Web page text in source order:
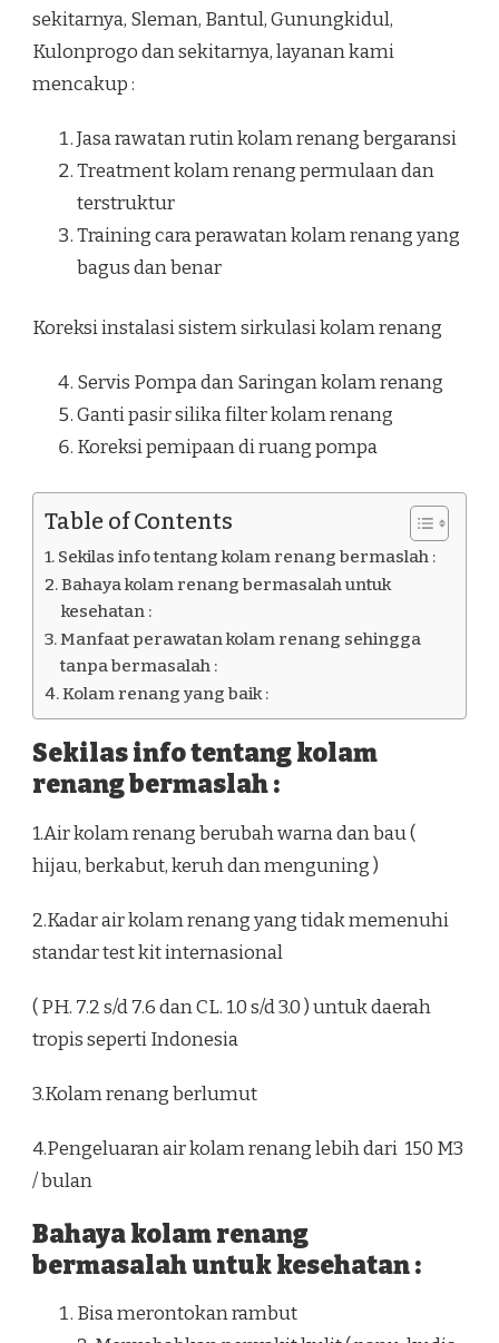
sekitarnya, Sleman, Bantul, Gunungkidul,
Kulonprogo dan sekitarnya, layanan kami
mencakup :
Jasa rawatan rutin kolam renang bergaransi
Treatment kolam renang permulaan dan
terstruktur
Training cara perawatan kolam renang yang
bagus dan benar
Koreksi instalasi sistem sirkulasi kolam renang
Servis Pompa dan Saringan kolam renang
Ganti pasir silika filter kolam renang
Koreksi pemipaan di ruang pompa
Table of Contents
Sekilas info tentang kolam renang bermaslah :
Bahaya kolam renang bermasalah untuk
kesehatan :
Manfaat perawatan kolam renang sehingga
tanpa bermasalah :
Kolam renang yang baik :
Sekilas info tentang kolam
renang bermaslah :
1.Air kolam renang berubah warna dan bau (
hijau, berkabut, keruh dan menguning )
2.Kadar air kolam renang yang tidak memenuhi
standar test kit internasional
( PH. 7.2 s/d 7.6 dan CL. 1.0 s/d 3.0 ) untuk daerah
tropis seperti Indonesia
3.Kolam renang berlumut
4.Pengeluaran air kolam renang lebih dari 150 M3
/ bulan
Bahaya kolam renang
bermasalah untuk kesehatan :
Bisa merontokan rambut